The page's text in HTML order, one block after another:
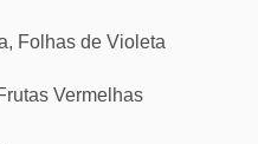
Folhas de Violeta
Vermelhas